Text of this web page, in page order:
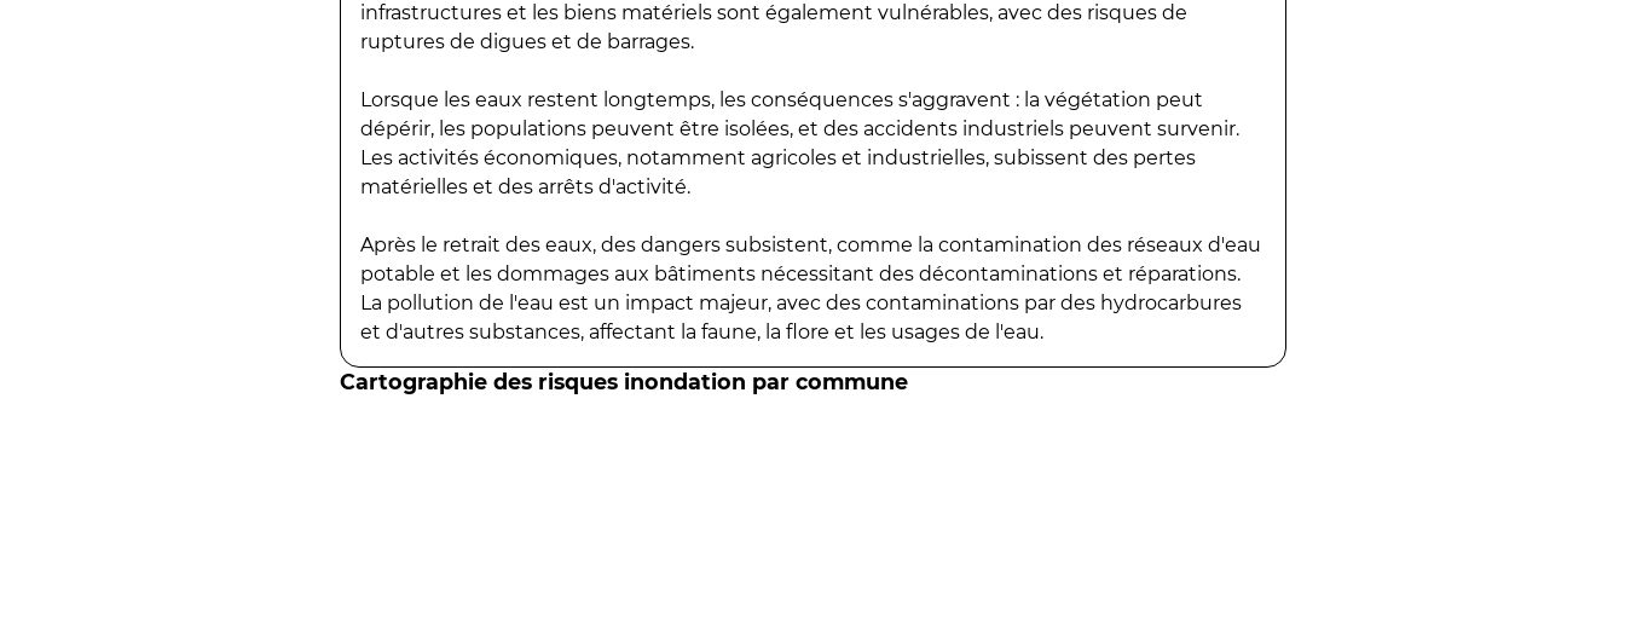
infrastructures et les biens matériels sont également vulnérables, avec des risques de
ruptures de digues et de barrages.
Lorsque les eaux restent longtemps, les conséquences s'aggravent : la végétation peut
dépérir, les populations peuvent être isolées, et des accidents industriels peuvent survenir.
Les activités économiques, notamment agricoles et industrielles, subissent des pertes
matérielles et des arrêts d'activité.
Après le retrait des eaux, des dangers subsistent, comme la contamination des réseaux d'eau
potable et les dommages aux bâtiments nécessitant des décontaminations et réparations.
La pollution de l'eau est un impact majeur, avec des contaminations par des hydrocarbures
et d'autres substances, affectant la faune, la flore et les usages de l'eau.
Cartographie des risques inondation par commune